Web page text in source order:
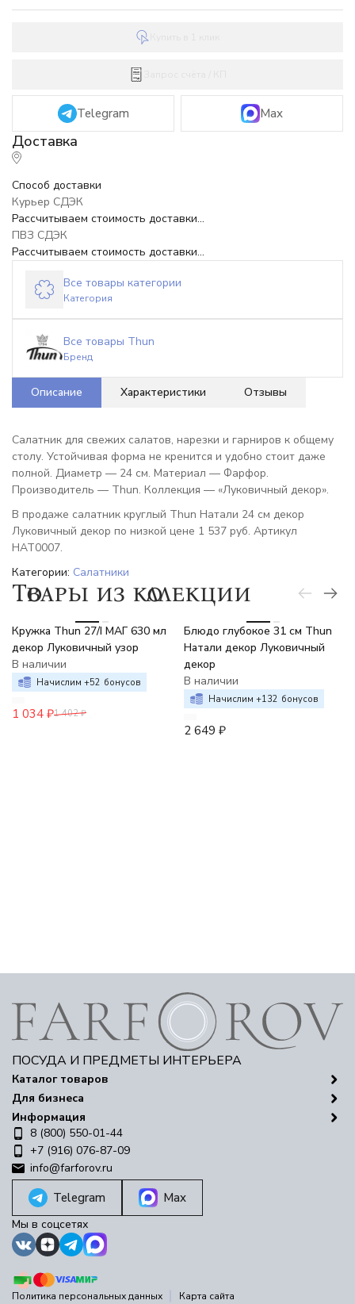
Telegram Max
Способ доставки
Курьер СДЭК
Рассчитываем стоимость доставки...
ПВЗ СДЭК
Рассчитываем стоимость доставки...
Все товары категории
Категория
Все товары Thun
Бренд
Описание Характеристики Отзывы
Салатник для свежих салатов, нарезки и гарниров к общему
столу. Устойчивая форма не кренится и удобно стоит даже
полной. Диаметр — 24 см. Материал — Фарфор.
Производитель — Thun. Коллекция — «Луковичный декор».
В продаже салатник круглый Thun Натали 24 см декор
Луковичный декор по низкой цене 1 537 руб. Артикул
НАТ0007.
Категории: Салатники
Товары из коллекции
Кружка Thun 27/I МАГ 630 мл
декор Луковичный узор
В наличии
Начислим +52 бонусов
1 034 ₽1 402 ₽
Блюдо глубокое 31 см Thun
Натали декор Луковичный
декор
В наличии
Начислим +132 бонусов
2 649 ₽
ПОСУДА И ПРЕДМЕТЫ ИНТЕРЬЕРА
Каталог товаров
Для бизнеса
Информация
8 (800) 550-01-44
+7 (916) 076-87-09
info@farforov.ru
Telegram Max
Мы в соцсетях
Политика персональных данных
Карта сайта